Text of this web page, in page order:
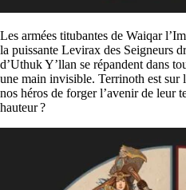
Les armées titubantes de Waiqar
la puissante Levirax des Seigneurs
d’Uthuk Y’llan se répandent dans
une main invisible. Terrinoth est sur
nos héros de forger l’avenir de leur
hauteur ?